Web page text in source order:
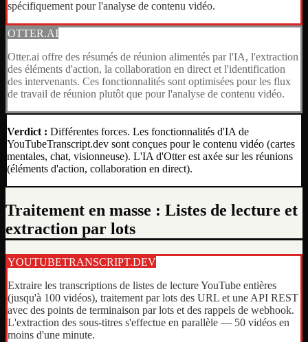
spécifiquement pour l'analyse de contenu vidéo.
OTTER.AI
Otter.ai offre des résumés de réunion alimentés par l'IA, l'extraction
des éléments d'action, la collaboration en direct et l'identification
des intervenants. Ces fonctionnalités sont optimisées pour les flux
de travail de réunion plutôt que pour l'analyse de contenu vidéo.
Verdict : Différentes forces. Les fonctionnalités d'IA de
YouTubeTranscript.dev sont conçues pour le contenu vidéo (cartes
mentales, chat, visionneuse). L'IA d'Otter est axée sur les réunions
(éléments d'action, collaboration en direct).
Traitement en masse : Listes de lecture et
extraction par lots
YOUTUBETRANSCRIPT.DEV
Extraire les transcriptions de listes de lecture YouTube entières
(jusqu'à 100 vidéos), traitement par lots des URL et une API REST
avec des points de terminaison par lots et des rappels de webhook.
L'extraction des sous-titres s'effectue en parallèle — 50 vidéos en
moins d'une minute.